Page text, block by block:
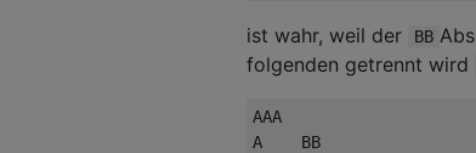
ist wahr, weil der BB
folgenden getrennt wird
AAA
A    BB